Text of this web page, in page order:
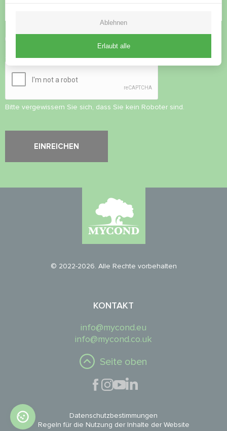
Sicherheitsüberprüfung*
Bitte vergewissern Sie sich, dass Sie kein Roboter sind.
© 2022-2026. Alle Rechte vorbehalten
KONTAKT
info@mycond.eu
info@mycond.co.uk
Seite oben
Datenschutzbestimmungen
Regeln für die Nutzung der Inhalte der Website
Ablehnen
Erlaubt alle